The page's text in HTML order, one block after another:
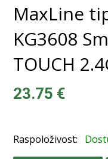
MaxLine
KG3608
TOUCH
23.75 €
Raspoloživost: